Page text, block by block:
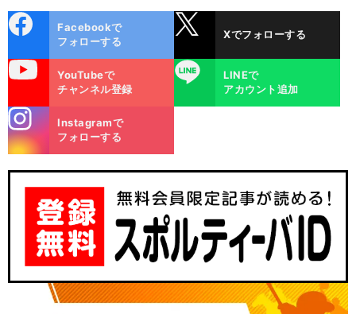
ok
Facebookで
フォローする
Xでフォローする
YouTubeで
チャンネル登録
LINE
LINEで
アカウント追加
m
Instagramで
フォローする